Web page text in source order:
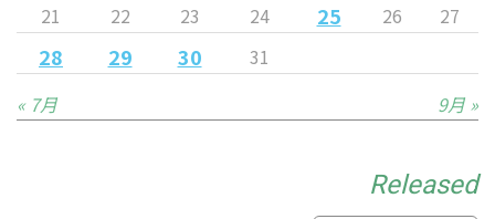
21
22 23 24 25 26 27
28 29 30
31
« 7月
9月 »
Released